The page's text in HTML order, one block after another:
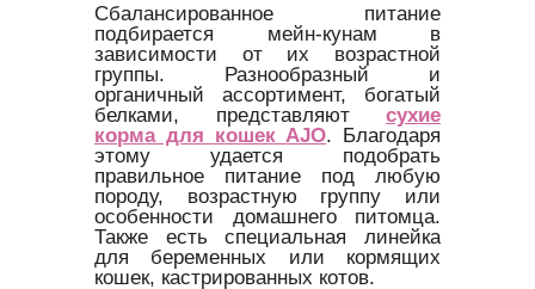
Сбалансированное питание
подбирается мейн-кунам в
зависимости от их возрастной
группы. Разнообразный и
органичный ассортимент, богатый
белками, представляют сухие
корма для кошек AJO. Благодаря
этому удается подобрать
правильное питание под любую
породу, возрастную группу или
особенности домашнего питомца.
Также есть специальная линейка
для беременных или кормящих
кошек, кастрированных котов.